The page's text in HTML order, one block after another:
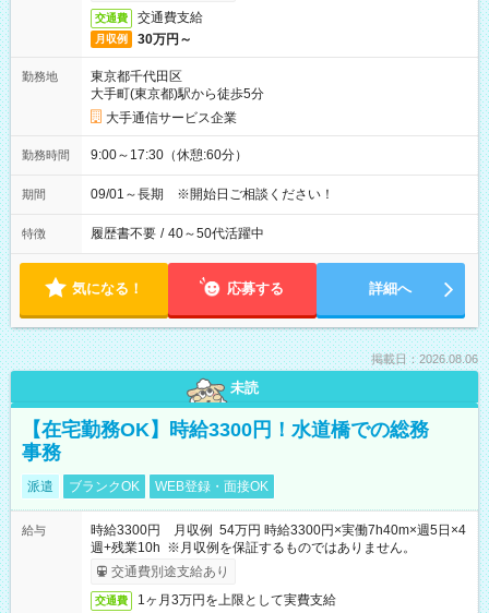
交通費 交通費支給
月収例 30万円～
勤務地
東京都千代田区
大手町(東京都)駅から徒歩5分
大手通信サービス企業
勤務時間 9:00～17:30（休憩:60分）
期間 09/01～長期 ※開始日ご相談ください！
特徴 履歴書不要 / 40～50代活躍中
気になる！ 応募する 詳細へ
掲載日：2026.08.06
未読
【在宅勤務OK】時給3300円！水道橋での総務
事務
派遣 ブランクOK WEB登録・面接OK
給与
時給3300円 月収例 54万円 時給3300円×実働7h40m×週5日×4
週+残業10h ※月収例を保証するものではありません。
交通費別途支給あり
交通費 1ヶ月3万円を上限として実費支給